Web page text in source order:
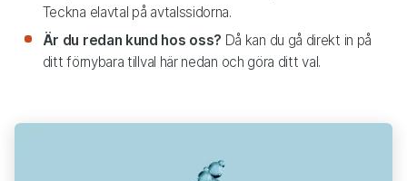
Teckna elavtal på avtalssidorna.
Är du redan kund hos oss? Då kan du gå direkt in på
ditt förnybara tillval här nedan och göra ditt val.